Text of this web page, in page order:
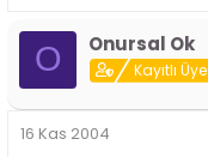
O Onursal Ok
Kayıtlı Üye
16 Kas 2004